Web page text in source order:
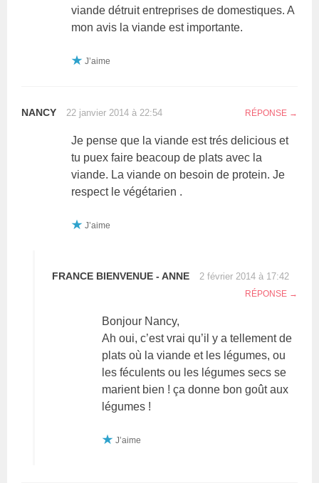
viande détruit entreprises de domestiques. A
mon avis la viande est importante.
J’aime
NANCY 22 janvier 2014 à 22:54 RÉPONSE
Je pense que la viande est trés delicious et
tu puex faire beacoup de plats avec la
viande. La viande on besoin de protein. Je
respect le végétarien .
J’aime
FRANCE BIENVENUE - ANNE 2 février 2014 à 17:42
RÉPONSE
Bonjour Nancy,
Ah oui, c’est vrai qu’il y a tellement de
plats où la viande et les légumes, ou
les féculents ou les légumes secs se
marient bien ! ça donne bon goût aux
légumes !
J’aime